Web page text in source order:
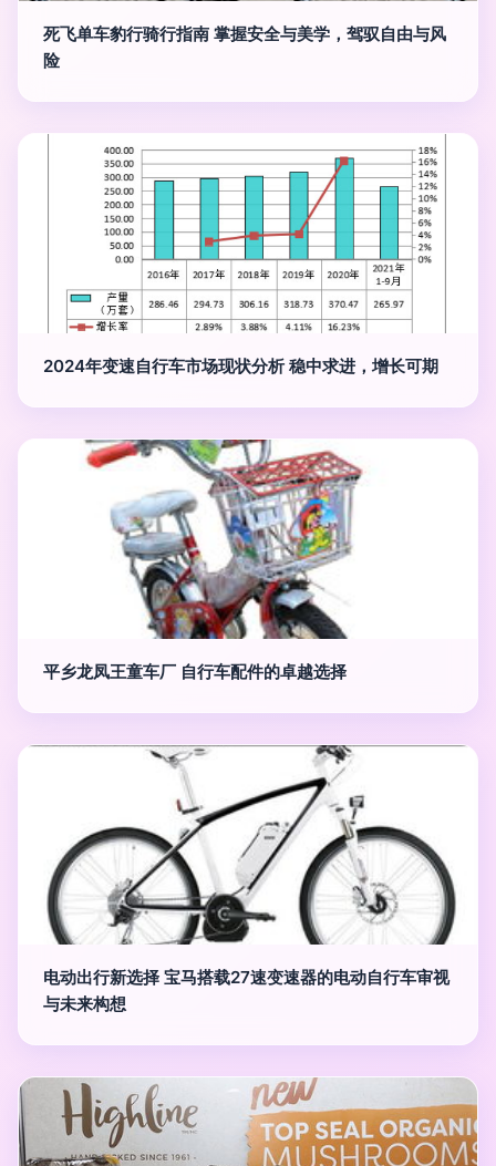
死飞单车豹行骑行指南 掌握安全与美学，驾驭自由与风
险
2024年变速自行车市场现状分析 稳中求进，增长可期
平乡龙凤王童车厂 自行车配件的卓越选择
电动出行新选择 宝马搭载27速变速器的电动自行车审视
与未来构想